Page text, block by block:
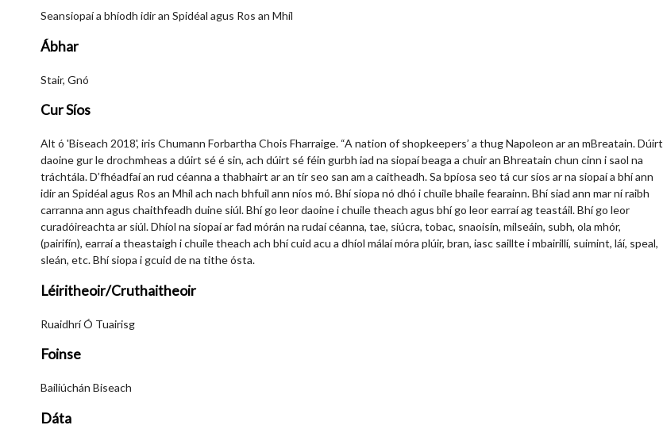
Seansiopaí a bhíodh idir an Spidéal agus Ros an Mhíl
Ábhar
Stair, Gnó
Cur Síos
Alt ó 'Biseach 2018', iris Chumann Forbartha Chois Fharraige. “A nation of shopkeepers’ a thug Napoleon ar an mBreatain. Dúirt
daoine gur le drochmheas a dúirt sé é sin, ach dúirt sé féin gurbh iad na siopaí beaga a chuir an Bhreatain chun cinn i saol na
tráchtála. D’fhéadfaí an rud céanna a thabhairt ar an tír seo san am a caitheadh. Sa bpíosa seo tá cur síos ar na siopaí a bhí ann
idir an Spidéal agus Ros an Mhíl ach nach bhfuil ann níos mó. Bhí siopa nó dhó i chuile bhaile fearainn. Bhí siad ann mar ní raibh
carranna ann agus chaithfeadh duine siúl. Bhí go leor daoine i chuile theach agus bhí go leor earraí ag teastáil. Bhí go leor
curadóireachta ar siúl. Dhíol na siopaí ar fad mórán na rudaí céanna, tae, siúcra, tobac, snaoisín, milseáin, subh, ola mhór,
(pairifín), earraí a theastaigh i chuile theach ach bhí cuid acu a dhíol málaí móra plúir, bran, iasc saillte i mbairillí, suimint, láí, speal,
sleán, etc. Bhí siopa i gcuid de na tithe ósta.
Léiritheoir/Cruthaitheoir
Ruaidhrí Ó Tuairisg
Foinse
Bailiúchán Biseach
Dáta